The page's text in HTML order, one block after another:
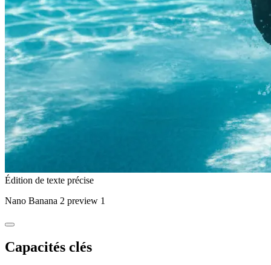
Édition de texte précise
Nano Banana 2 preview 1
Capacités clés